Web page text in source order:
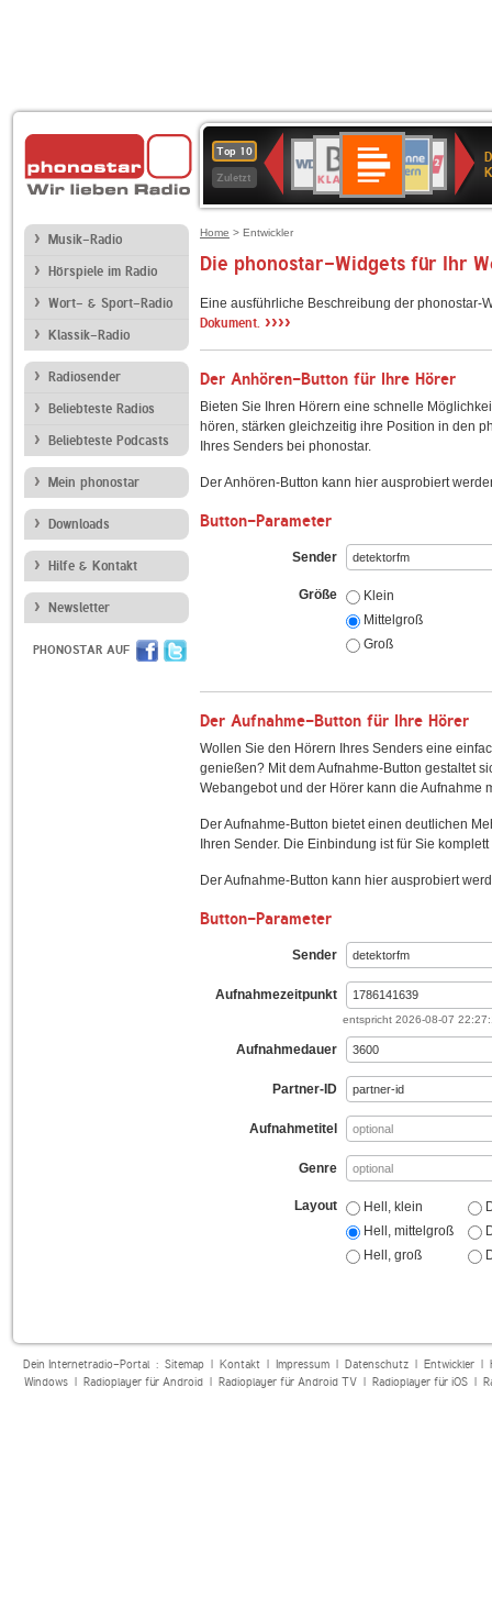
Top 10
Zuletzt
Deutschlandfunk
80er
90er
OLDIE
ANTENNE
SWR3
4
BR-
KLASSIK
Deutschlandfunk
Kultur
ANTENNE
BAYERN
SWR
Kultur
NDR
2
Musik-Radio
Hörspiele im Radio
Wort- & Sport-Radio
Klassik-Radio
Radiosender
Beliebteste Radios
Beliebteste Podcasts
Mein phonostar
Downloads
Hilfe & Kontakt
Newsletter
PHONOSTAR AUF
Home > Entwickler
Die phonostar-Widgets für Ihr
Eine ausführliche Beschreibung der
Dokument. ››››
Der Anhören-Button für Ihre Hörer
Bieten Sie Ihren Hörern eine schnelle
hören, stärken gleichzeitig ihre Position in den
Ihres Senders bei phonostar.
Der Anhören-Button kann hier ausprobiert
Button-Parameter
Sender
Größe
Klein
Mittelgroß
Groß
Der Aufnahme-Button für Ihre Hörer
Wollen Sie den Hörern Ihres Senders eine
genießen? Mit dem Aufnahme-Button gestaltet
Webangebot und der Hörer kann die Aufnahme
Der Aufnahme-Button bietet einen deutlichen
Ihren Sender. Die Einbindung ist für Sie
Der Aufnahme-Button kann hier ausprobiert
Button-Parameter
Sender
Aufnahmezeitpunkt
entspricht 2026-08-07
Aufnahmedauer
Partner-ID
Aufnahmetitel
Genre
Layout
Hell, klein
Hell, mittelgroß
Hell, groß
Dein Internetradio-Portal : Sitemap| Kontakt| Impressum| Datenschutz| Entwickler|
Windows| Radioplayer für Android| Radioplayer für Android TV| Radioplayer für iOS|